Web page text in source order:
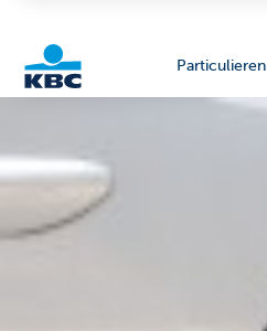
Particulieren